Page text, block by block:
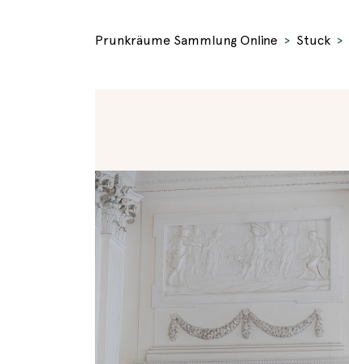
Prunkräume Sammlung Online Stuck